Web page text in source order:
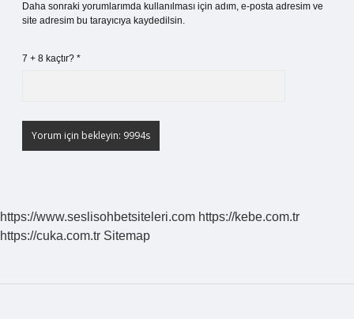
Daha sonraki yorumlarımda kullanılması için adım, e-posta adresim ve
site adresim bu tarayıcıya kaydedilsin.
7 + 8 kaçtır? *
https://www.seslisohbetsiteleri.com https://kebe.com.tr
https://cuka.com.tr Sitemap